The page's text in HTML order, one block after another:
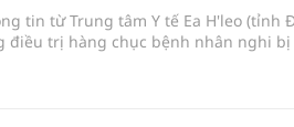
tin từ Trung tâm Y tế Ea H'leo (tỉnh
điều trị hàng chục bệnh nhân nghi